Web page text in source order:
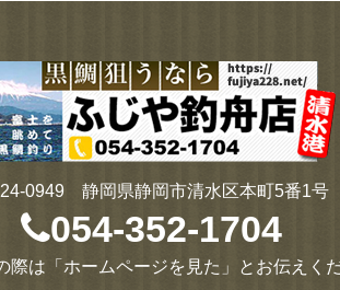
0949 静岡県静岡市清水区本町5番1号
054-352-1704
際は「ホームページを見た」とお伝えく